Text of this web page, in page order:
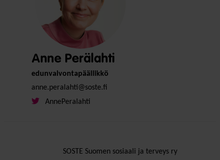
Anne Perälahti
edunvalvontapäällikkö
anne.peralahti@soste.fi
AnnePeralahti
SOSTE Suomen sosiaali ja terveys ry